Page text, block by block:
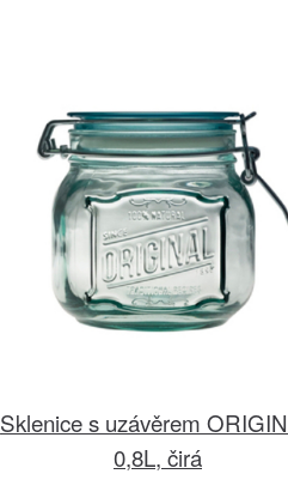
Sklenice s uzávěrem
0,8L, čirá